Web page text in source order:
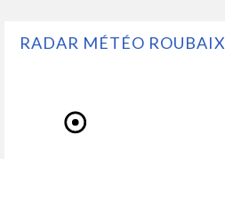
RADAR MÉTÉO ROUBAIX